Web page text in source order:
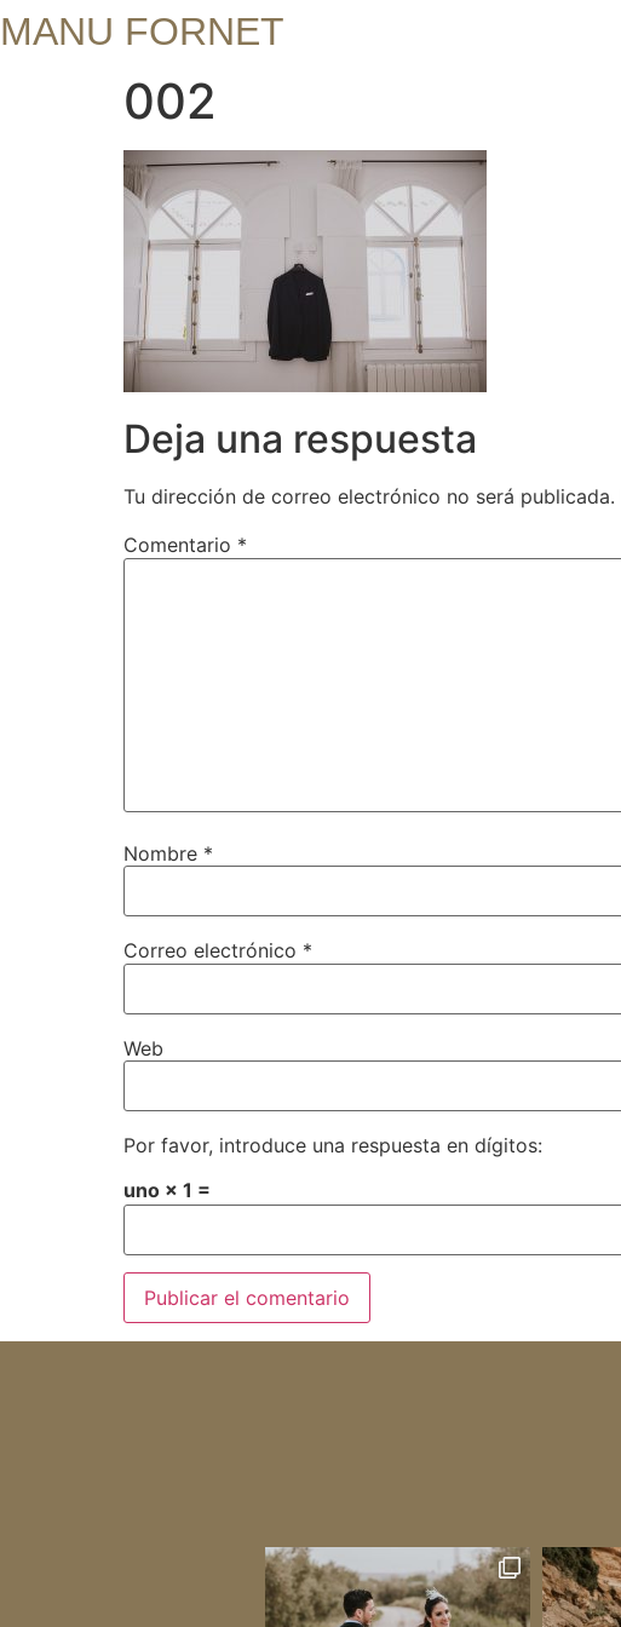
MANU FORNET
002
Deja una respuesta
Tu dirección de correo electrónico no será publicada.
Comentario *
Nombre *
Correo electrónico *
Web
Por favor, introduce una respuesta en dígitos:
uno × 1 =